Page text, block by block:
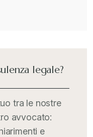
legale?
tra le nostre
avvocato:
e